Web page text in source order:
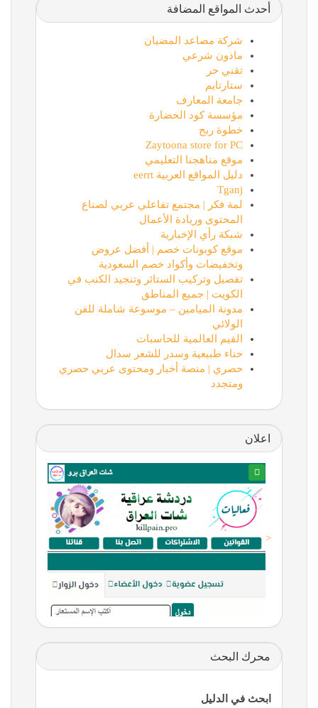
أحدث المواقع المضافة
شركة مصاعد المضيان
ماذون شرعي
تقني حر
ستارتايم
جامعة المعارف
مؤسسة كود الحضارة
خطوة ربح
Zaytoona store for PC
موقع مناهجنا التعليمي
دليل المواقع العربية eerrt
Tganj
لمة فكر | مجتمع تفاعلي عربي لصناع
المحتوى وريادة الأعمال
شبكة رأي الإخبارية
موقع كوبونات خصم | أفضل عروض
وتخفيضات وأكواد خصم السعودية
تفصيل وتركيب الستائر وتنجيد الكنب في
الكويت | جميع المناطق
مدونة الميامين – موسوعة شاملة للفن
الولائي
القيم العالمية للحاسبات
حناء طبيعية وسدر للشعر سدال
حصري | منصة أخبار ومحتوى عربي حصري
ومتجدد
اعلان
<
محرك البحث
ابحث في الدليل